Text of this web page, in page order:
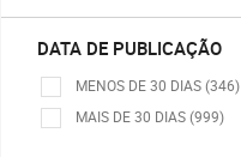
DATA DE PUBLICAÇÃO
MENOS DE 30 DIAS (346)
MAIS DE 30 DIAS (999)